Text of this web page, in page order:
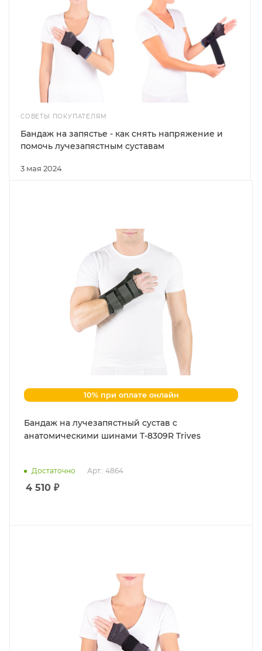
СОВЕТЫ ПОКУПАТЕЛЯМ
3 мая 2024
Бандаж на запястье - как снять напряжение и
помочь лучезапястным суставам
10% при оплате онлайн
Бандаж на лучезапястный сустав с
анатомическими шинами Т-8309R Trives
Достаточно Арт.: 4864
4 510 ₽